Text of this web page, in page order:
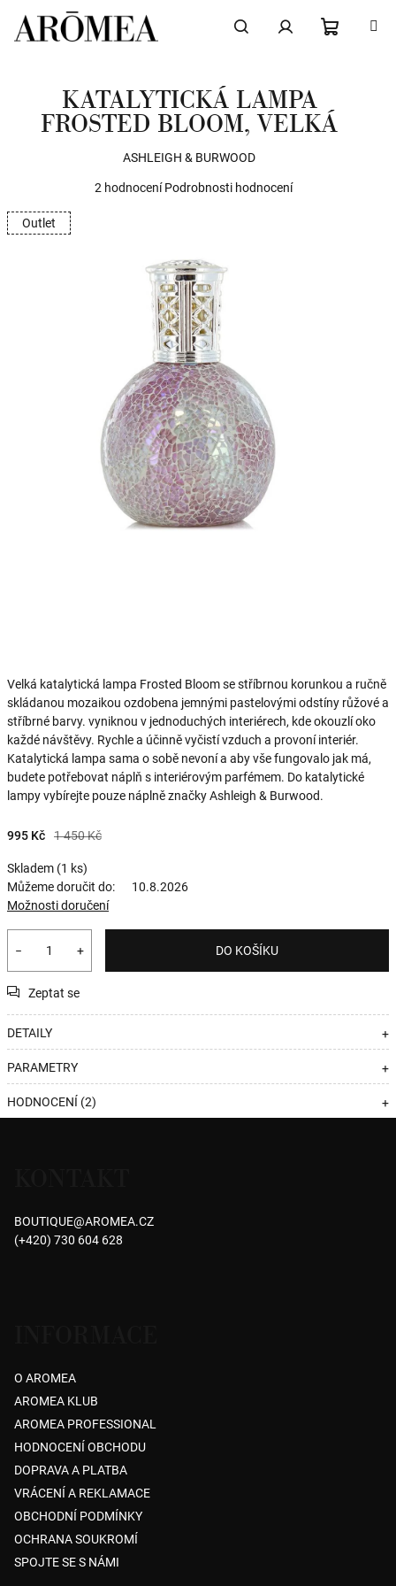
obsah
KOŠÍK
Velká katalytická lampa Frosted Bloom se stříbrnou korunkou a ručně
skládanou mozaikou ozdobena jemnými pastelovými odstíny růžové a
stříbrné barvy. vyniknou v jednoduchých interiérech, kde okouzlí oko
každé návštěvy. Rychle a účinně vyčistí vzduch a provoní interiér.
Katalytická lampa sama o sobě nevoní a aby vše fungovalo jak má,
budete potřebovat náplň s interiérovým parfémem. Do katalytické
lampy vybírejte pouze náplně značky Ashleigh & Burwood.
1 450 Kč
995 Kč
Skladem (1 ks)
Můžeme doručit do:
10.8.2026
Možnosti doručení
+
− DO KOŠÍKU
Zeptat se
DETAILY +
PARAMETRY +
HODNOCENÍ (2) +
KATALYTICKÁ LAMPA
FROSTED BLOOM, VELKÁ
ASHLEIGH & BURWOOD
Průměrné
2 hodnocení Podrobnosti hodnocení
Outlet
BOUTIQUE@AROMEA.CZ
(+420) 730 604 628
O AROMEA
AROMEA KLUB
AROMEA PROFESSIONAL
HODNOCENÍ OBCHODU
DOPRAVA A PLATBA
VRÁCENÍ A REKLAMACE
OBCHODNÍ PODMÍNKY
OCHRANA SOUKROMÍ
SPOJTE SE S NÁMI